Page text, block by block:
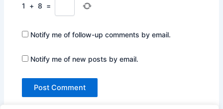
1 + 8 =
Notify me of follow-up comments by email.
Notify me of new posts by email.